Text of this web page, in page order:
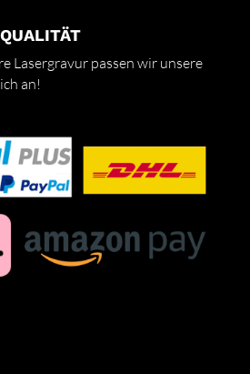
Lasergravur passen wir unsere
an!